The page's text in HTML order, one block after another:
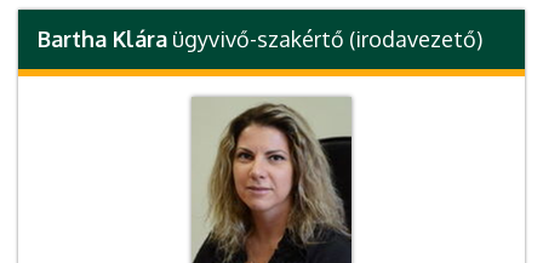
Bartha Klára ügyvivő-szakértő (irodavezető)